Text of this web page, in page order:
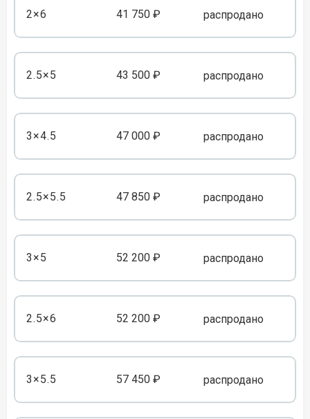
2×6 41 750 ₽ распродано
2.5×5 43 500 ₽ распродано
3×4.5 47 000 ₽ распродано
2.5×5.5 47 850 ₽ распродано
3×5 52 200 ₽ распродано
2.5×6 52 200 ₽ распродано
3×5.5 57 450 ₽ распродано